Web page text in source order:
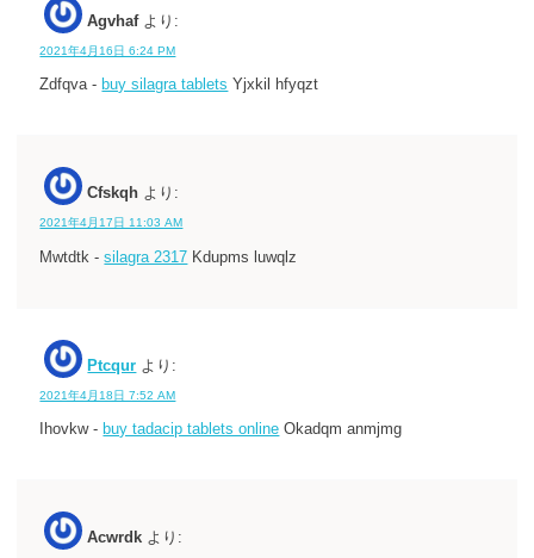
Agvhaf より:
2021年4月16日 6:24 PM
Zdfqva - buy silagra tablets Yjxkil hfyqzt
Cfskqh より:
2021年4月17日 11:03 AM
Mwtdtk -silagra 2317 Kdupms luwqlz
Ptcqur より:
2021年4月18日 7:52 AM
Ihovkw - buy tadacip tablets online Okadqm anmjmg
Acwrdk より: